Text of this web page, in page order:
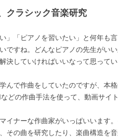
クラシック音楽研究
い」「ピアノを習いたい」と何年も
ですね。どんなピアノの先生がい
決していければいいなって思ってい
んで作曲をしていたのですが、本
どの作曲手法を使って、動画サイ
イナーな作曲家がいっぱいいます
その曲を研究したり、楽曲構造を